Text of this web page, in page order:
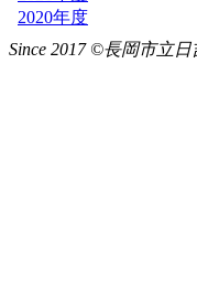
Since 2017 ©長岡市立日